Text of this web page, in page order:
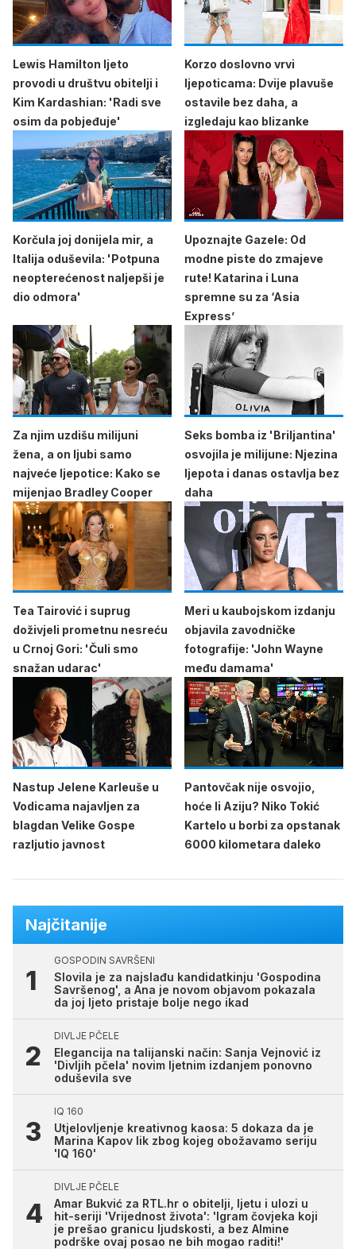
Lewis Hamilton ljeto
provodi u društvu obitelji i
Kim Kardashian: 'Radi sve
osim da pobjeđuje'
Korzo doslovno vrvi
ljepoticama: Dvije plavuše
ostavile bez daha, a
izgledaju kao blizanke
Korčula joj donijela mir, a
Italija oduševila: 'Potpuna
neopterećenost naljepši je
dio odmora'
Upoznajte Gazele: Od
modne piste do zmajeve
rute! Katarina i Luna
spremne su za ‘Asia
Express’
Za njim uzdišu milijuni
žena, a on ljubi samo
najveće ljepotice: Kako se
mijenjao Bradley Cooper
Seks bomba iz 'Briljantina'
osvojila je milijune: Njezina
ljepota i danas ostavlja bez
daha
Tea Tairović i suprug
doživjeli prometnu nesreću
u Crnoj Gori: 'Čuli smo
snažan udarac'
Meri u kaubojskom izdanju
objavila zavodničke
fotografije: 'John Wayne
među damama'
Nastup Jelene Karleuše u
Vodicama najavljen za
blagdan Velike Gospe
razljutio javnost
Pantovčak nije osvojio,
hoće li Aziju? Niko Tokić
Kartelo u borbi za opstanak
6000 kilometara daleko
Najčitanije
GOSPODIN SAVRŠENI
Slovila je za najslađu kandidatkinju 'Gospodina
Savršenog', a Ana je novom objavom pokazala
da joj ljeto pristaje bolje nego ikad
DIVLJE PČELE
Elegancija na talijanski način: Sanja Vejnović iz
'Divljih pčela' novim ljetnim izdanjem ponovno
oduševila sve
IQ 160
Utjelovljenje kreativnog kaosa: 5 dokaza da je
Marina Kapov lik zbog kojeg obožavamo seriju
'IQ 160'
DIVLJE PČELE
Amar Bukvić za RTL.hr o obitelji, ljetu i ulozi u
hit-seriji 'Vrijednost života': 'Igram čovjeka koji
je prešao granicu ljudskosti, a bez Almine
podrške ovaj posao ne bih mogao raditi!'